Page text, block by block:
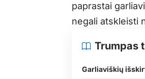
paprastai
negali atskleisti
Trumpas
Garliaviškių